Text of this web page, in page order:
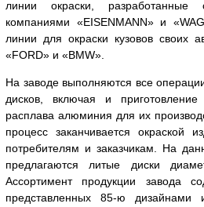
линии окраски, разработанные
компаниями «EISENMANN» и
линии для окраски кузовов своих
«FORD» и «BMW».
На заводе выполняются все
дисков, включая и приготовление
расплава алюминия для их
процесс заканчивается окраской
потребителям и заказчикам. На
предлагаются литые диски
Ассортимент продукции завода
представленных 85-ю дизайнами